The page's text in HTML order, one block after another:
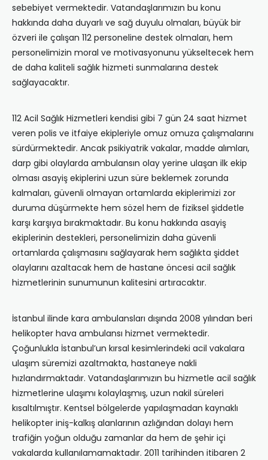
sebebiyet vermektedir. Vatandaşlarımızın bu konu
hakkında daha duyarlı ve sağ duyulu olmaları, büyük bir
özveri ile çalışan 112 personeline destek olmaları, hem
personelimizin moral ve motivasyonunu yükseltecek hem
de daha kaliteli sağlık hizmeti sunmalarına destek
sağlayacaktır.
112 Acil Sağlık Hizmetleri kendisi gibi 7 gün 24 saat hizmet
veren polis ve itfaiye ekipleriyle omuz omuza çalışmalarını
sürdürmektedir. Ancak psikiyatrik vakalar, madde alımları,
darp gibi olaylarda ambulansın olay yerine ulaşan ilk ekip
olması asayiş ekiplerini uzun süre beklemek zorunda
kalmaları, güvenli olmayan ortamlarda ekiplerimizi zor
duruma düşürmekte hem sözel hem de fiziksel şiddetle
karşı karşıya bırakmaktadır. Bu konu hakkında asayiş
ekiplerinin destekleri, personelimizin daha güvenli
ortamlarda çalışmasını sağlayarak hem sağlıkta şiddet
olaylarını azaltacak hem de hastane öncesi acil sağlık
hizmetlerinin sunumunun kalitesini artıracaktır.
İstanbul ilinde kara ambulansları dışında 2008 yılından beri
helikopter hava ambulansı hizmet vermektedir.
Çoğunlukla İstanbul’un kırsal kesimlerindeki acil vakalara
ulaşım süremizi azaltmakta, hastaneye nakli
hızlandırmaktadır. Vatandaşlarımızın bu hizmetle acil sağlık
hizmetlerine ulaşımı kolaylaşmış, uzun nakil süreleri
kısaltılmıştır. Kentsel bölgelerde yapılaşmadan kaynaklı
helikopter iniş-kalkış alanlarının azlığından dolayı hem
trafiğin yoğun olduğu zamanlar da hem de şehir içi
vakalarda kullanılamamaktadır. 2011 tarihinden itibaren 2